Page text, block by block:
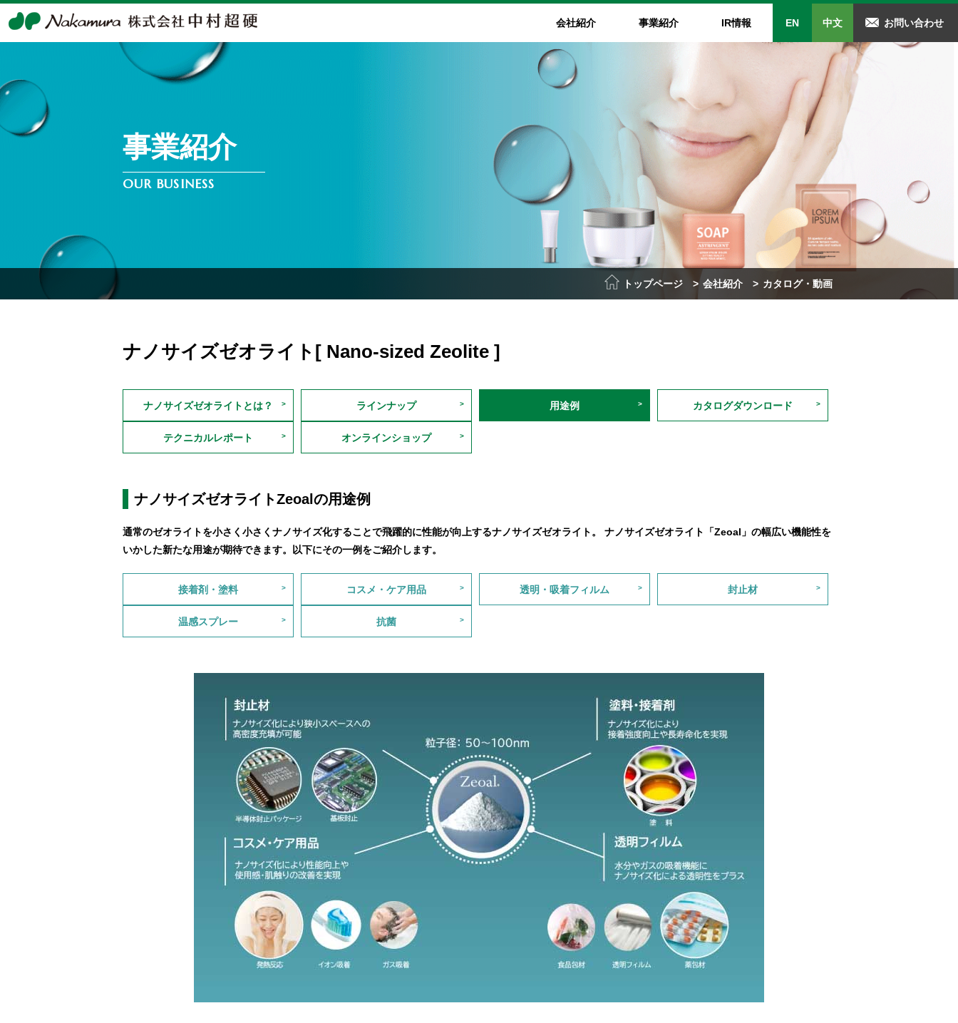
会社紹介
会社案内
会社概要
会社沿革
事業所案内
社会・環境
環境に配慮したものづくり
品質にこだわったものづくり
社会との関わり
表彰・認定
カタログ・動画
カタログダウンロード
事業紹介
ダイヤモンドワイヤ
単結晶SiC スライス加工向けダイ
ヤモンドワイヤ
マイクロリアクター（装置関連）
マテリアルサイエンス事業
ナノサイズゼオライト(Zeoal)
中村超硬オンラインショップ
テクニカルレポート
IR情報
経営情報
トップメッセージ
コーポレート
ガバナンス
IRレポート
財務ハイライト
財務ハイライト
IRカレンダー
IRカレンダー
株式について
株式情報
株主総会
電子公告
EN 中文 お問い合わせ
事業紹介
OUR BUSINESS
トップページ 会社紹介 カタログ・動画
ナノサイズゼオライト [ Nano-sized Zeolite ]
ナノサイズゼオライトとは？ ラインナップ 用途例 カタログダウンロード
テクニカルレポート オンラインショップ
ナノサイズゼオライトZeoalの用途例
通常のゼオライトを小さく小さくナノサイズ化することで飛躍的に性能が向上するナノサイズゼオライト。 ナノサイズゼオライト「Zeoal」の幅広い機能性を
いかした新たな用途が期待できます。以下にその一例をご紹介します。
接着剤・塗料 コスメ・ケア用品 透明・吸着フィルム 封止材
温感スプレー 抗菌